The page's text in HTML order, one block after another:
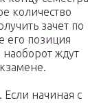
количество
зачет по
его позиция
ждут
начиная с